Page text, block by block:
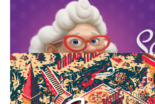
Дизайн неоновых
Basta! Urban Italian
Иллюстрации и дизайн
для Kalev
Авторские иллюстрации
комикса Музея истории